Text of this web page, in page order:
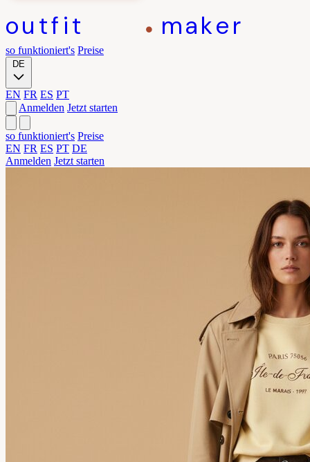
outfit maker
so funktioniert's Preise
DE
EN FR ES PT
Anmelden Jetzt starten
so funktioniert's Preise
EN FR ES PT DE
Anmelden Jetzt starten